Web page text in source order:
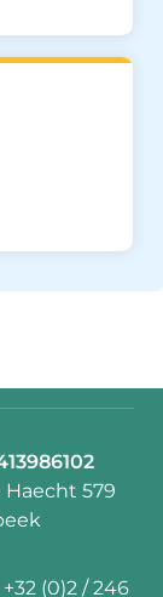
579
+32 (0)2 / 246